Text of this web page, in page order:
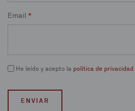
Email *
He leído y acepto la política de privacidad
ENVIAR